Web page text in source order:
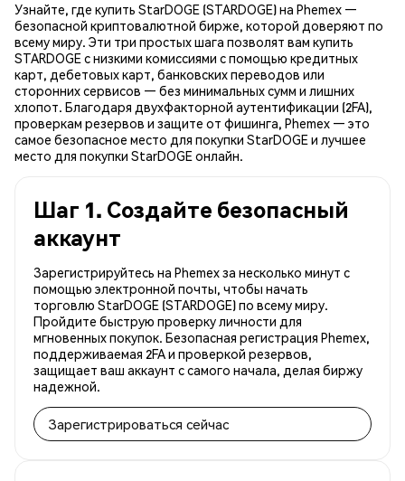
Узнайте, где купить StarDOGE (STARDOGE) на Phemex —
безопасной криптовалютной бирже, которой доверяют по
всему миру. Эти три простых шага позволят вам купить
STARDOGE с низкими комиссиями с помощью кредитных
карт, дебетовых карт, банковских переводов или
сторонних сервисов — без минимальных сумм и лишних
хлопот. Благодаря двухфакторной аутентификации (2FA),
проверкам резервов и защите от фишинга, Phemex — это
самое безопасное место для покупки StarDOGE и лучшее
место для покупки StarDOGE онлайн.
Шаг 1. Создайте безопасный
аккаунт
Зарегистрируйтесь на Phemex за несколько минут с
помощью электронной почты, чтобы начать
торговлю StarDOGE (STARDOGE) по всему миру.
Пройдите быструю проверку личности для
мгновенных покупок. Безопасная регистрация Phemex,
поддерживаемая 2FA и проверкой резервов,
защищает ваш аккаунт с самого начала, делая биржу
надежной.
Зарегистрироваться сейчас